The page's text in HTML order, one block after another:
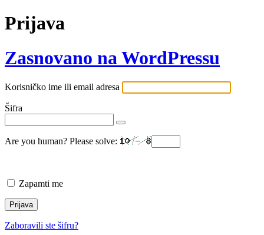
Prijava
Zasnovano na WordPressu
Korisničko ime ili email adresa
Šifra
Are you human? Please solve:
Zapamti me
Zaboravili ste šifru?